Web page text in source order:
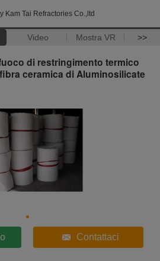
Kam Tai Refractories Co.,ltd
Video Mostra VR >>
di restringimento termico
ceramica di Aluminosilicate
Contattaci